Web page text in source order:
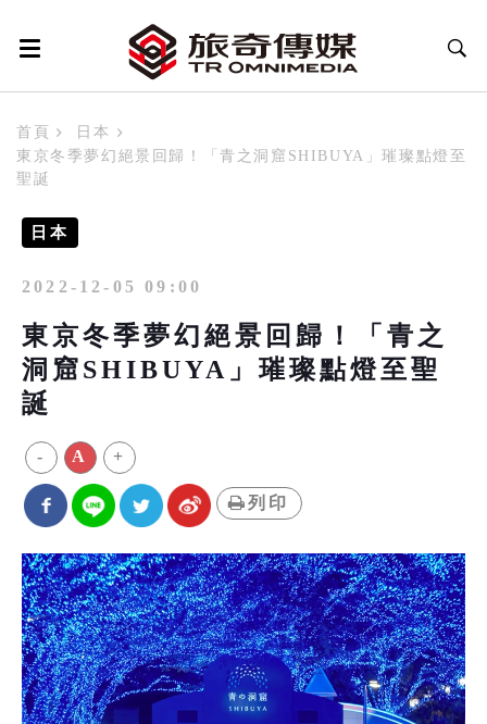
首頁
日本
東京冬季夢幻絕景回歸！「青之洞窟SHIBUYA」璀璨點燈至
聖誕
日本
2022-12-05 09:00
東京冬季夢幻絕景回歸！「青之
洞窟SHIBUYA」璀璨點燈至聖
誕
- A +
列印